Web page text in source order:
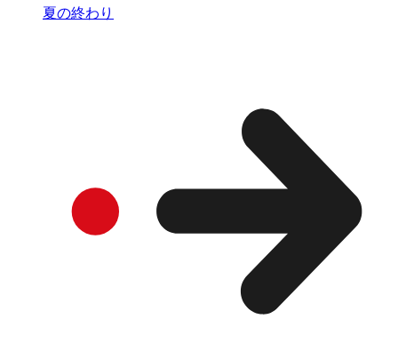
夏の終わり